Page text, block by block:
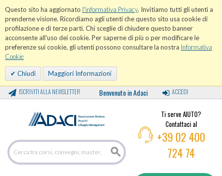
Questo sito ha aggiornato l'informativa Privacy. Invitiamo tutti gli utenti a
prenderne visione. Ricordiamo agli utenti che questo sito usa cookie di
profilazione e di terze parti. Chi sceglie di chiudere questo banner
acconsente all'uso dei cookie. Per saperne di più o per modificare le
preferenze sui cookie, gli utenti possono consultare la nostra Informativa
Cookie
Chiudi Maggiori Informazioni
ISCRIVITI ALLA NEWSLETTER Benvenuto in Adaci ACCEDI
Ti serve AIUTO?
Contattaci al
+39 02 400
724 74